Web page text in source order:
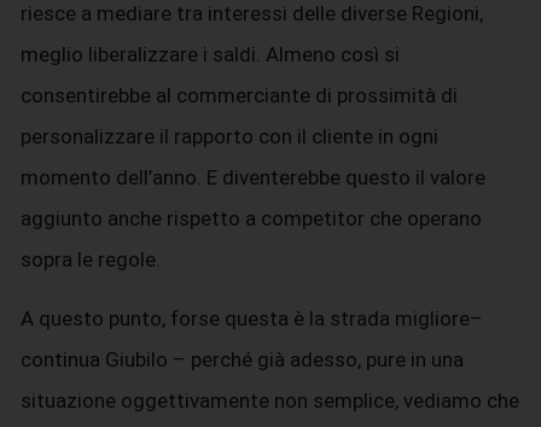
riesce a mediare tra interessi delle diverse Regioni,
meglio liberalizzare i saldi. Almeno così si
consentirebbe al commerciante di prossimità di
personalizzare il rapporto con il cliente in ogni
momento dell’anno. E diventerebbe questo il valore
aggiunto anche rispetto a competitor che operano
sopra le regole.
A questo punto, forse questa è la strada migliore–
continua Giubilo – perché già adesso, pure in una
situazione oggettivamente non semplice, vediamo che